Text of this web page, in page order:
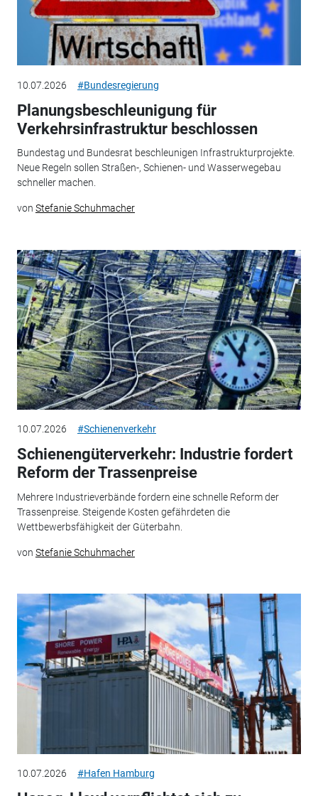
10.07.2026 #Bundesregierung
Planungsbeschleunigung für
Verkehrsinfrastruktur beschlossen
Bundestag und Bundesrat beschleunigen Infrastrukturprojekte.
Neue Regeln sollen Straßen-, Schienen- und Wasserwegebau
schneller machen.
von Stefanie Schuhmacher
10.07.2026 #Schienenverkehr
Schienengüterverkehr: Industrie fordert
Reform der Trassenpreise
Mehrere Industrieverbände fordern eine schnelle Reform der
Trassenpreise. Steigende Kosten gefährdeten die
Wettbewerbsfähigkeit der Güterbahn.
von Stefanie Schuhmacher
10.07.2026 #Hafen Hamburg